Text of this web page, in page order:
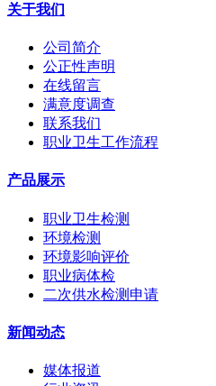
关于我们
公司简介
公正性声明
在线留言
满意度调查
联系我们
职业卫生工作流程
产品展示
职业卫生检测
环境检测
环境影响评价
职业病体检
二次供水检测申请
新闻动态
媒体报道